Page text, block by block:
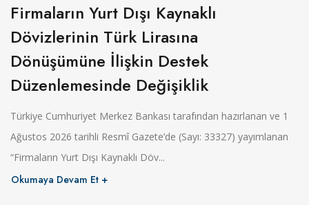
Firmaların Yurt Dışı Kaynaklı
Dövizlerinin Türk Lirasına
Dönüşümüne İlişkin Destek
Düzenlemesinde Değişiklik
Türkiye Cumhuriyet Merkez Bankası tarafından hazırlanan ve 1
Ağustos 2026 tarihli Resmî Gazete’de (Sayı: 33327) yayımlanan
“Firmaların Yurt Dışı Kaynaklı Döv...
Okumaya Devam Et